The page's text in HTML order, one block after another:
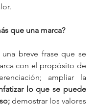
que una marca?
breve frase que se
con el propósito de
ampliar la
lo que se puede
demostrar los valores